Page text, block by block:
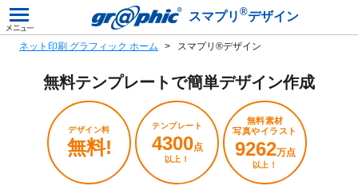
スマプリ ®デザイン
ネット印刷 グラフィック ホーム スマプリ®デザイン
無料テンプレートで簡単デザイン作成
デザイン料
無料!
テンプレート
4300点
以上！
無料素材
写真やイラスト
9262万点
以上！